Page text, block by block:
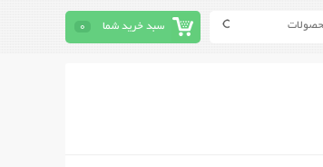
سبد خرید شما 0